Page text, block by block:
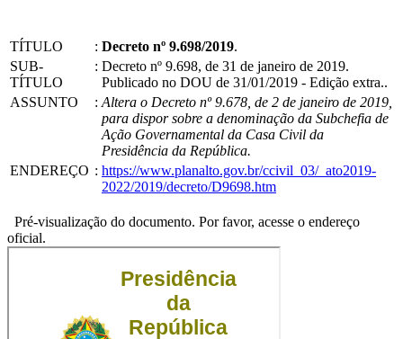
TÍTULO : Decreto nº 9.698/2019.
SUB-
TÍTULO
: Decreto nº 9.698, de 31 de janeiro de 2019.
Publicado no DOU de 31/01/2019 - Edição extra..
ASSUNTO
: Altera o Decreto nº 9.678, de 2 de janeiro de 2019,
para dispor sobre a denominação da Subchefia de
Ação Governamental da Casa Civil da
Presidência da República.
ENDEREÇO : https://www.planalto.gov.br/ccivil_03/_ato2019-
2022/2019/decreto/D9698.htm
Pré-visualização do documento. Por favor, acesse o endereço
oficial.